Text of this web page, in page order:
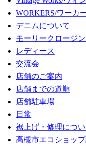
WORKERS/ワーカ
デニムについて
モーリークロージ
レディース
交流会
店舗のご案内
店舗までの道順
店舗駐車場
日常
裾上げ・修理につい
高槻市エコショッ